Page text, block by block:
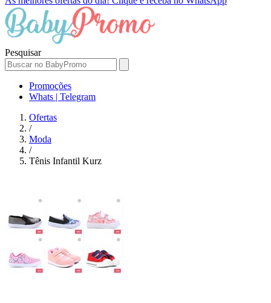
Pesquisar
Promoções
Whats | Telegram
Ofertas
/
Moda
/
Tênis Infantil Kurz